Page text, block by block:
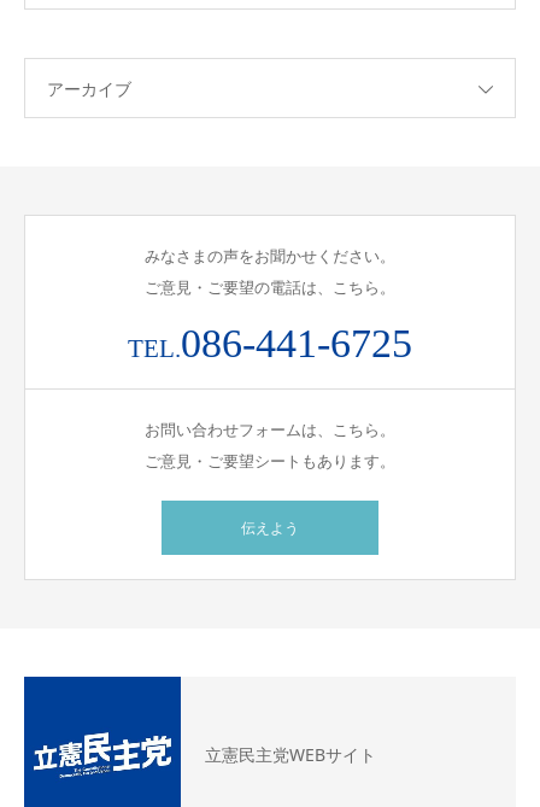
アーカイブ
みなさまの声をお聞かせください。
ご意見・ご要望の電話は、こちら。
TEL.086-441-6725
お問い合わせフォームは、こちら。
ご意見・ご要望シートもあります。
伝えよう
立憲民主党WEBサイト